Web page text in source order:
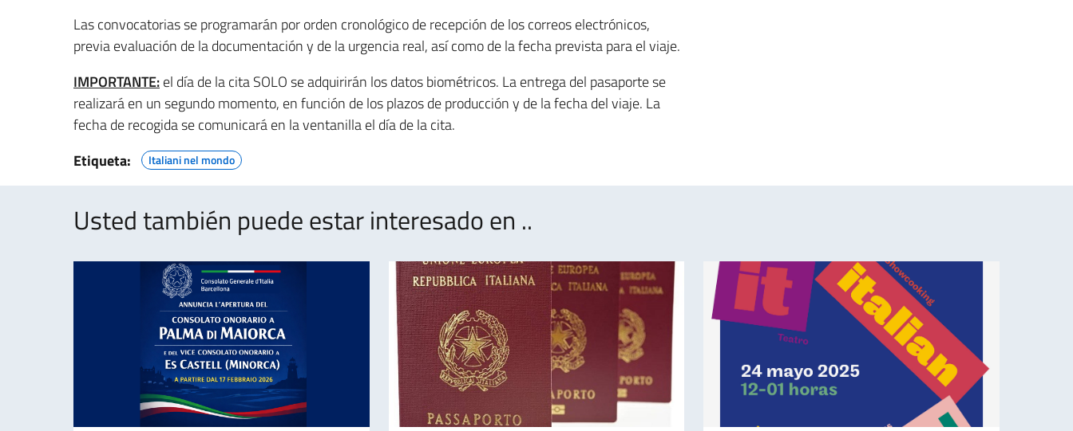
Las convocatorias se programarán por orden cronológico de recepción de los correos electrónicos,
previa evaluación de la documentación y de la urgencia real, así como de la fecha prevista para el viaje.
IMPORTANTE:el día de la cita SOLO se adquirirán los datos biométricos. La entrega del pasaporte se
realizará en un segundo momento, en función de los plazos de producción y de la fecha del viaje. La
fecha de recogida se comunicará en la ventanilla el día de la cita.
Etiqueta:
Italiani nel mondo
Usted también puede estar interesado en ..